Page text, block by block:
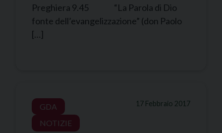
Preghiera 9.45 “La Parola di Dio
fonte dell’evangelizzazione” (don Paolo
[…]
17 Febbraio 2017
GDA
NOTIZIE